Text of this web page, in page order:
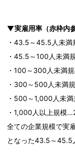
▼実雇用率（赤枠内参
・43.5～45.5人未
・45.5～100人未満
・100～300人未満
・300～500人未満
・500～1,000人未
・1,000人以上規模
全ての企業規模で実
となった43.5～45.5